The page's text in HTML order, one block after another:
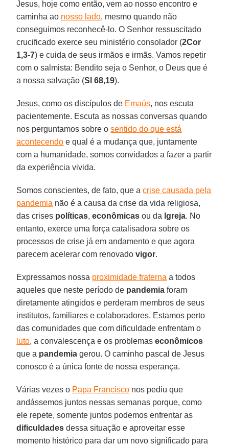
Jesus, hoje como então, vem ao nosso encontro e
caminha ao nosso lado, mesmo quando não
conseguimos reconhecê-lo. O Senhor ressuscitado
crucificado exerce seu ministério consolador (2Cor
1,3-7) e cuida de seus irmãos e irmãs. Vamos repetir
com o salmista: Bendito seja o Senhor, o Deus que é
a nossa salvação (Sl 68,19).
Jesus, como os discípulos de Emaús, nos escuta
pacientemente. Escuta as nossas conversas quando
nos perguntamos sobre osentido do que está
acontecendo e qual é a mudança que, juntamente
com a humanidade, somos convidados a fazer a partir
da experiência vivida.
Somos conscientes, de fato, que acrise causada pela
pandemia não é a causa da crise da vida religiosa,
das crises políticas,econômicas ou da Igreja. No
entanto, exerce uma força catalisadora sobre os
processos de crise já em andamento e que agora
parecem acelerar com renovadovigor.
Expressamos nossa proximidade fraterna a todos
aqueles que neste período de pandemia foram
diretamente atingidos e perderam membros de seus
institutos, familiares e colaboradores. Estamos perto
das comunidades que com dificuldade enfrentam o
luto, a convalescença e os problemaseconômicos
que a pandemia gerou. O caminho pascal de Jesus
conosco é a única fonte de nossa esperança.
Várias vezes o Papa Francisco nos pediu que
andássemos juntos nessas semanas porque, como
ele repete, somente juntos podemos enfrentar as
dificuldades dessa situação e aproveitar esse
momento histórico para dar um novo significado para